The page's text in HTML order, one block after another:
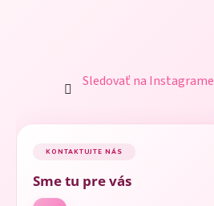
Sledovať na Instagrame
KONTAKTUJTE NÁS
Sme tu pre vás